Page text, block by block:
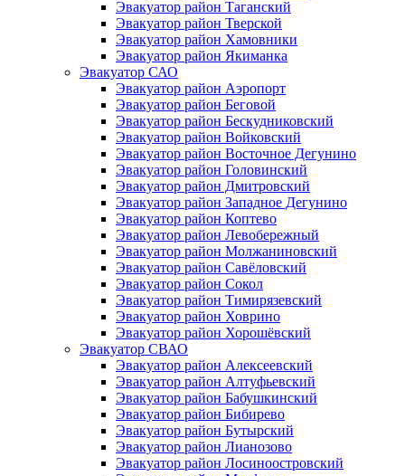
Эвакуатор район Таганский
Эвакуатор район Тверской
Эвакуатор район Хамовники
Эвакуатор район Якиманка
Эвакуатор САО
Эвакуатор район Аэропорт
Эвакуатор район Беговой
Эвакуатор район Бескудниковский
Эвакуатор район Войковский
Эвакуатор район Восточное Дегунино
Эвакуатор район Головинский
Эвакуатор район Дмитровский
Эвакуатор район Западное Дегунино
Эвакуатор район Коптево
Эвакуатор район Левобережный
Эвакуатор район Молжаниновский
Эвакуатор район Савёловский
Эвакуатор район Сокол
Эвакуатор район Тимирязевский
Эвакуатор район Ховрино
Эвакуатор район Хорошёвский
Эвакуатор СВАО
Эвакуатор район Алексеевский
Эвакуатор район Алтуфьевский
Эвакуатор район Бабушкинский
Эвакуатор район Бибирево
Эвакуатор район Бутырский
Эвакуатор район Лианозово
Эвакуатор район Лосиноостровский